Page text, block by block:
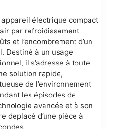
électrique compact
par refroidissement
et l’encombrement d’un
Destiné à un usage
il s’adresse à toute
solution rapide,
de l’environnement
les épisodes de
avancée et à son
déplacé d’une pièce à